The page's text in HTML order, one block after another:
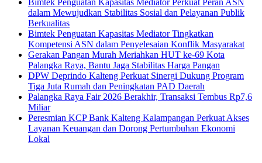
dalam Mewujudkan Stabilitas Sosial dan Pelayanan Publik
Berkualitas
Bimtek Penguatan Kapasitas Mediator Tingkatkan
Kompetensi ASN dalam Penyelesaian Konflik Masyarakat
Gerakan Pangan Murah Meriahkan HUT ke-69 Kota
Palangka Raya, Bantu Jaga Stabilitas Harga Pangan
DPW Deprindo Kalteng Perkuat Sinergi Dukung Program
Tiga Juta Rumah dan Peningkatan PAD Daerah
Palangka Raya Fair 2026 Berakhir, Transaksi Tembus Rp7,6
Miliar
Peresmian KCP Bank Kalteng Kalampangan Perkuat Akses
Layanan Keuangan dan Dorong Pertumbuhan Ekonomi
Lokal